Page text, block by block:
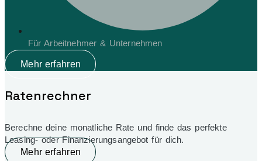
Für Arbeitnehmer & Unternehmen
Mehr erfahren
Ratenrechner
Berechne deine monatliche Rate und finde das perfekte
Leasing- oder Finanzierungsangebot für dich.
Mehr erfahren